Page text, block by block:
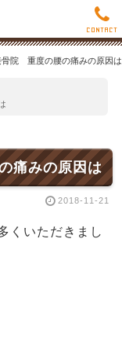
骨院 重度の腰の痛みの原因は
痛みの原因は
2018-11-21
くいただきまし
CONTACT